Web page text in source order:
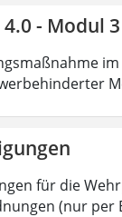
- Modul 3
für die
(nur per